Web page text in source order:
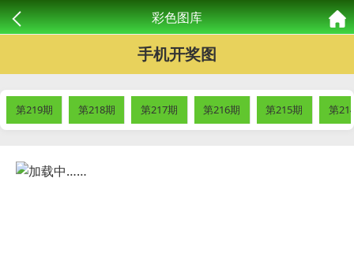
彩色图库
手机开奖图
第219期 第218期 第217期 第216期 第215期 第